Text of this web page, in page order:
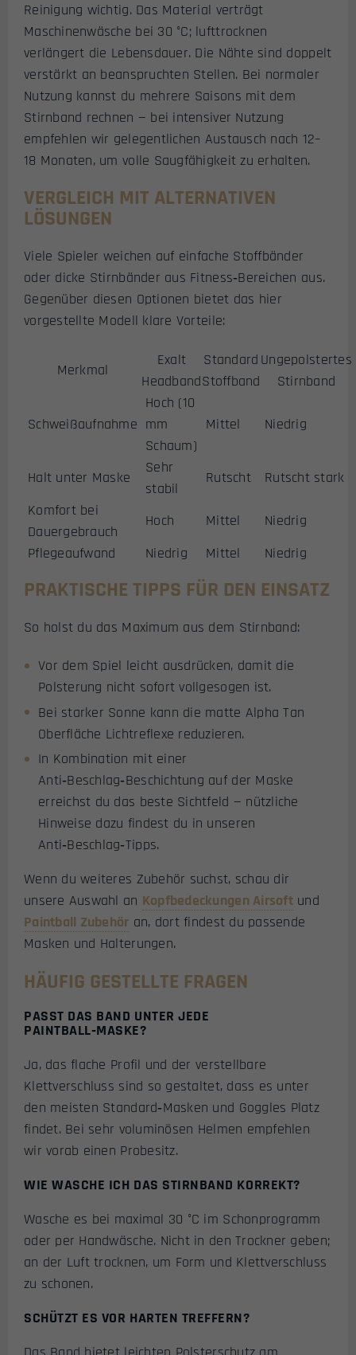
Reinigung wichtig. Das Material verträgt
Maschinenwäsche bei 30 °C; lufttrocknen
verlängert die Lebensdauer. Die Nähte sind doppelt
verstärkt an beanspruchten Stellen. Bei normaler
Nutzung kannst du mehrere Saisons mit dem
Stirnband rechnen — bei intensiver Nutzung
empfehlen wir gelegentlichen Austausch nach 12–
18 Monaten, um volle Saugfähigkeit zu erhalten.
VERGLEICH MIT ALTERNATIVEN
LÖSUNGEN
Viele Spieler weichen auf einfache Stoffbänder
oder dicke Stirnbänder aus Fitness‑Bereichen aus.
Gegenüber diesen Optionen bietet das hier
vorgestellte Modell klare Vorteile:
Merkmal
Exalt
Headband
Standard
Stoffband
Ungepolstertes
Stirnband
Schweißaufnahme
Hoch (10
mm
Schaum)
Mittel Niedrig
Halt unter Maske
Sehr
stabil
Rutscht
Rutscht stark
Komfort bei
Dauergebrauch
Hoch Mittel
Niedrig
Pflegeaufwand
Niedrig Mittel Niedrig
PRAKTISCHE TIPPS FÜR DEN EINSATZ
So holst du das Maximum aus dem Stirnband:
Vor dem Spiel leicht ausdrücken, damit die
Polsterung nicht sofort vollgesogen ist.
Bei starker Sonne kann die matte Alpha Tan
Oberfläche Lichtreflexe reduzieren.
In Kombination mit einer
Anti‑Beschlag‑Beschichtung auf der Maske
erreichst du das beste Sichtfeld — nützliche
Hinweise dazu findest du in unseren
Anti‑Beschlag‑Tipps.
Wenn du weiteres Zubehör suchst, schau dir
unsere Auswahl an Kopfbedeckungen Airsoftund
Paintball Zubehör an, dort findest du passende
Masken und Halterungen.
HÄUFIG GESTELLTE FRAGEN
PASST DAS BAND UNTER JEDE
PAINTBALL‑MASKE?
Ja, das flache Profil und der verstellbare
Klettverschluss sind so gestaltet, dass es unter
den meisten Standard‑Masken und Goggles Platz
findet. Bei sehr voluminösen Helmen empfehlen
wir vorab einen Probesitz.
WIE WASCHE ICH DAS STIRNBAND KORREKT?
Wasche es bei maximal 30 °C im Schonprogramm
oder per Handwäsche. Nicht in den Trockner geben;
an der Luft trocknen, um Form und Klettverschluss
zu schonen.
SCHÜTZT ES VOR HARTEN TREFFERN?